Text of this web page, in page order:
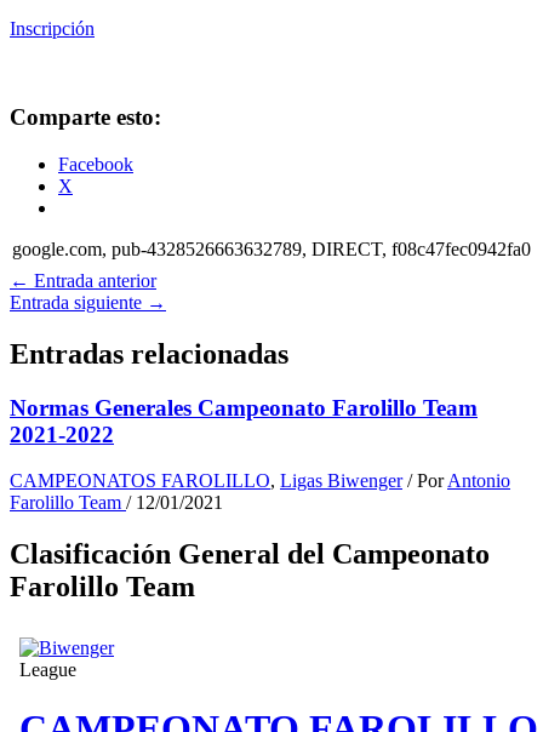
Inscripción
Comparte esto:
Facebook
X
google.com, pub-4328526663632789, DIRECT, f08c47fec0942fa0
← Entrada anterior
Entrada siguiente →
Entradas relacionadas
Normas Generales Campeonato Farolillo Team
2021-2022
CAMPEONATOS FAROLILLO, Ligas Biwenger/ PorAntonio
Farolillo Team / 12/01/2021
Clasificación General del Campeonato
Farolillo Team